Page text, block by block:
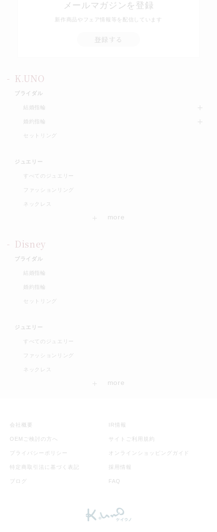
メールマガジンを登録
新作商品やフェア情報等を配信しています
登録する
K.UNO
ブライダル
結婚指輪
婚約指輪
セットリング
ジュエリー
すべてのジュエリー
ファッションリング
ネックレス
Disney
ブライダル
結婚指輪
婚約指輪
セットリング
ジュエリー
すべてのジュエリー
ファッションリング
ネックレス
会社概要 IR情報
OEMご検討の方へ サイトご利用規約
プライバシーポリシー オンラインショッピングガイド
特定商取引法に基づく表記 採用情報
ブログ FAQ